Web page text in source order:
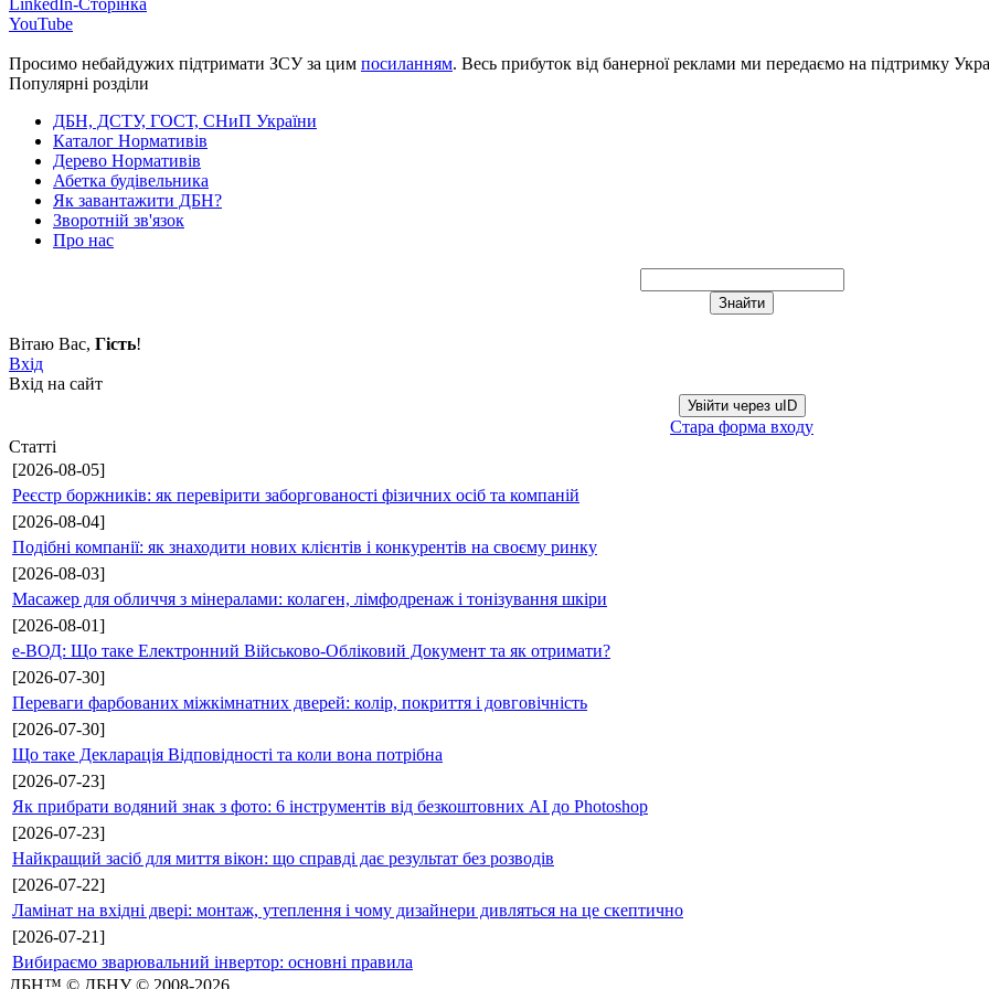
YouTube
Просимо небайдужих підтримати ЗСУ за цим посиланням. Весь прибуток від банерної реклами ми передаємо на підтримку
Популярні розділи
ДБН, ДСТУ, ГОСТ, СНиП України
Каталог Нормативів
Дерево Нормативів
Абетка будівельника
Як завантажити ДБН?
Зворотній зв'язок
Про нас
Вітаю Вас, Гість!
Вхід
Вхід на сайт
Увійти через uID
Стара форма входу
Статті
[2026-08-05]
Реєстр боржників: як перевірити заборгованості фізичних осіб та компаній
[2026-08-04]
Подібні компанії: як знаходити нових клієнтів і конкурентів на своєму ринку
[2026-08-03]
Масажер для обличчя з мінералами: колаген, лімфодренаж і тонізування шкіри
[2026-08-01]
е-ВОД: Що таке Електронний Військово-Обліковий Документ та як отримати?
[2026-07-30]
Переваги фарбованих міжкімнатних дверей: колір, покриття і довговічність
[2026-07-30]
Що таке Декларація Відповідності та коли вона потрібна
[2026-07-23]
Як прибрати водяний знак з фото: 6 інструментів від безкоштовних AI до Photoshop
[2026-07-23]
Найкращий засіб для миття вікон: що справді дає результат без розводів
[2026-07-22]
Ламінат на вхідні двері: монтаж, утеплення і чому дизайнери дивляться на це скептично
[2026-07-21]
Вибираємо зварювальний інвертор: основні правила
ДБН™ © ДБНУ © 2008-2026